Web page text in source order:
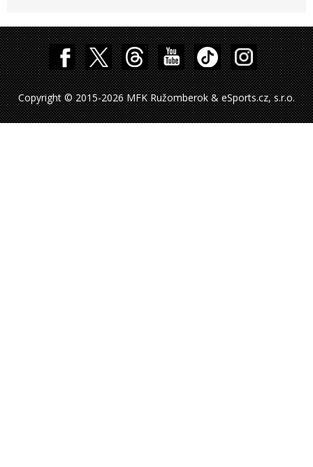
Copyright © 2015-2026 MFK Ružomberok & eSports.cz, s.r.o.